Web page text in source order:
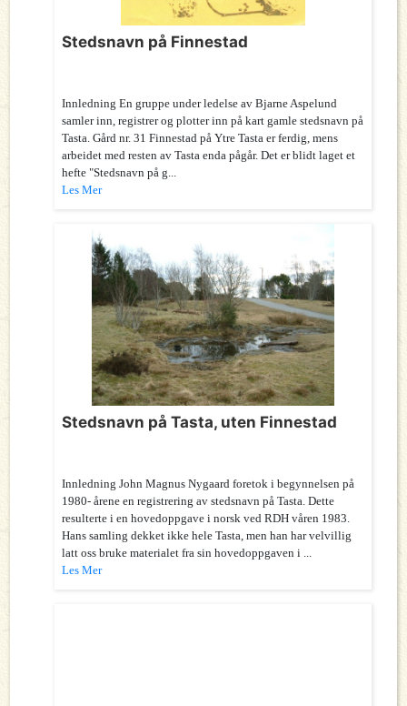
Stedsnavn på Finnestad
Innledning En gruppe under ledelse av Bjarne Aspelund
samler inn, registrer og plotter inn på kart gamle stedsnavn på
Tasta. Gård nr. 31 Finnestad på Ytre Tasta er ferdig, mens
arbeidet med resten av Tasta enda pågår. Det er blidt laget et
hefte "Stedsnavn på g...
Les Mer
Stedsnavn på Tasta, uten Finnestad
Innledning John Magnus Nygaard foretok i begynnelsen på
1980- årene en registrering av stedsnavn på Tasta. Dette
resulterte i en hovedoppgave i norsk ved RDH våren 1983.
Hans samling dekket ikke hele Tasta, men han har velvillig
latt oss bruke materialet fra sin hovedoppgaven i ...
Les Mer